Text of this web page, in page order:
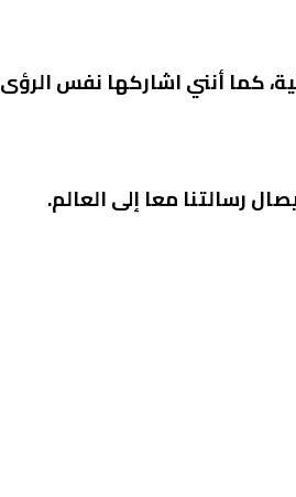
كما أنني اشاركها نفس الرؤى
رسالتنا معا إلى العالم.